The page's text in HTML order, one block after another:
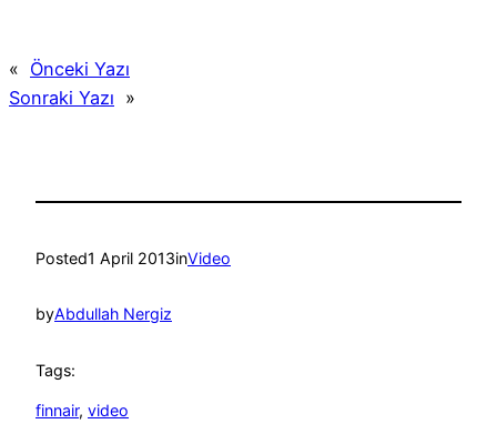
« Önceki Yazı
Sonraki Yazı »
Posted1 April 2013inVideo
byAbdullah Nergiz
Tags:
finnair, video